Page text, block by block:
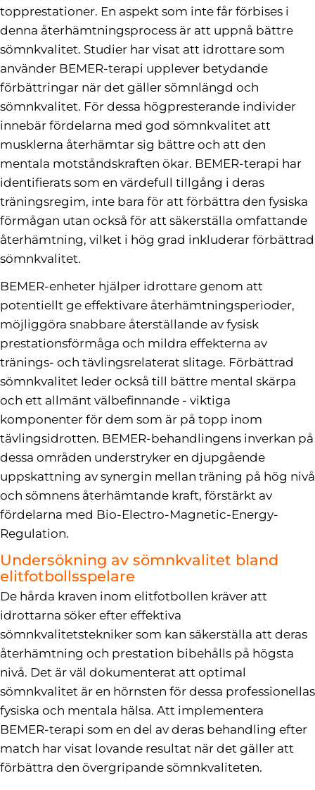
topprestationer. En aspekt som inte får förbises i
denna återhämtningsprocess är att uppnå bättre
sömnkvalitet. Studier har visat att idrottare som
använder BEMER-terapi upplever betydande
förbättringar när det gäller sömnlängd och
sömnkvalitet. För dessa högpresterande individer
innebär fördelarna med god sömnkvalitet att
musklerna återhämtar sig bättre och att den
mentala motståndskraften ökar. BEMER-terapi har
identifierats som en värdefull tillgång i deras
träningsregim, inte bara för att förbättra den fysiska
förmågan utan också för att säkerställa omfattande
återhämtning, vilket i hög grad inkluderar förbättrad
sömnkvalitet.
BEMER-enheter hjälper idrottare genom att
potentiellt ge effektivare återhämtningsperioder,
möjliggöra snabbare återställande av fysisk
prestationsförmåga och mildra effekterna av
tränings- och tävlingsrelaterat slitage. Förbättrad
sömnkvalitet leder också till bättre mental skärpa
och ett allmänt välbefinnande - viktiga
komponenter för dem som är på topp inom
tävlingsidrotten. BEMER-behandlingens inverkan på
dessa områden understryker en djupgående
uppskattning av synergin mellan träning på hög nivå
och sömnens återhämtande kraft, förstärkt av
fördelarna med Bio-Electro-Magnetic-Energy-
Regulation.
Undersökning av sömnkvalitet bland
elitfotbollsspelare
De hårda kraven inom elitfotbollen kräver att
idrottarna söker efter effektiva
sömnkvalitetstekniker som kan säkerställa att deras
återhämtning och prestation bibehålls på högsta
nivå. Det är väl dokumenterat att optimal
sömnkvalitet är en hörnsten för dessa professionellas
fysiska och mentala hälsa. Att implementera
BEMER-terapi som en del av deras behandling efter
match har visat lovande resultat när det gäller att
förbättra den övergripande sömnkvaliteten.